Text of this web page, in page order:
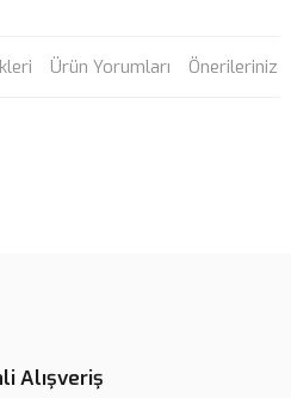
Ürün Yorumları Önerileriniz
Alışveriş